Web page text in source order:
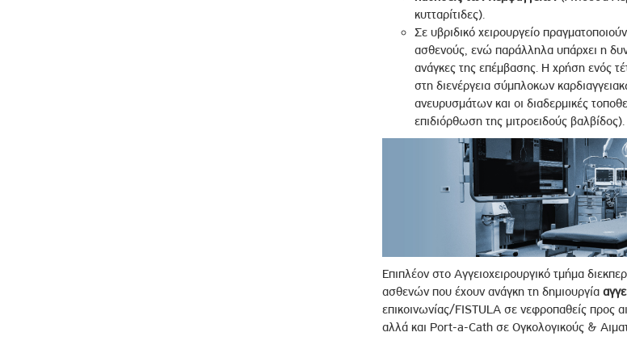
κυτταρίτιδες).
Σε υβριδικό χειρουργείο
ασθενούς, ενώ παράλληλα υπάρχει η
ανάγκες της επέμβασης. Η χρήση ενός
στη διενέργεια σύμπλοκων
ανευρυσμάτων και οι διαδερμικές
επιδιόρθωση της μιτροειδούς βαλβίδος).
Επιπλέον στο Αγγειοχειρουργικό τμήμα
ασθενών που έχουν ανάγκη τη δημιουργία
επικοινωνίας/FISTULA σε νεφροπαθείς
αλλά και Port-a-Cath σε Ογκολογικούς &